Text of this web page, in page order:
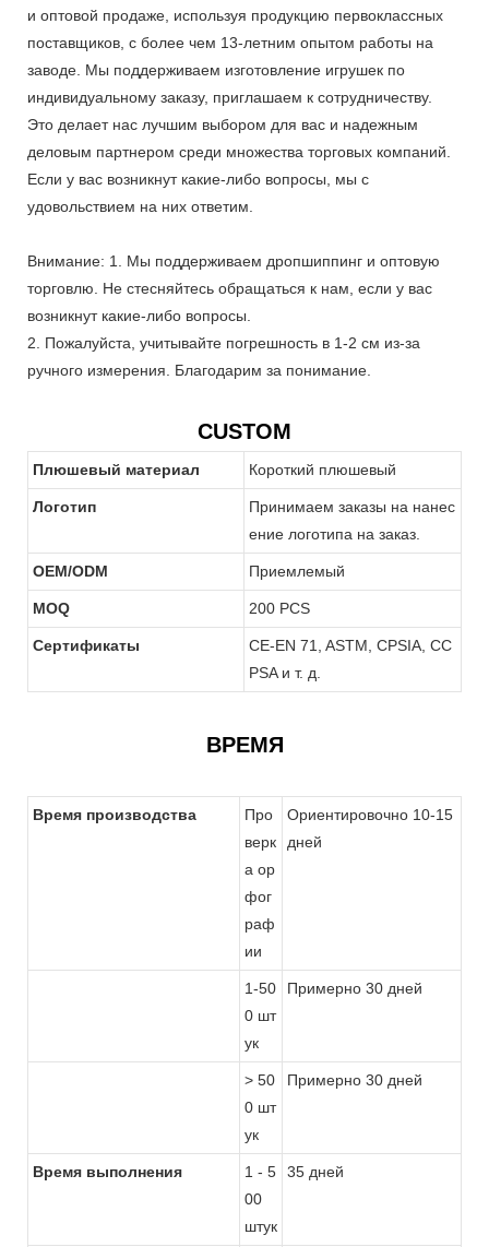
и оптовой продаже, используя продукцию первоклассных
поставщиков, с более чем 13-летним опытом работы на
заводе. Мы поддерживаем изготовление игрушек по
индивидуальному заказу, приглашаем к сотрудничеству.
Это делает нас лучшим выбором для вас и надежным
деловым партнером среди множества торговых компаний.
Если у вас возникнут какие-либо вопросы, мы с
удовольствием на них ответим.
Внимание: 1. Мы поддерживаем дропшиппинг и оптовую
торговлю. Не стесняйтесь обращаться к нам, если у вас
возникнут какие-либо вопросы.
2. Пожалуйста, учитывайте погрешность в 1-2 см из-за
ручного измерения. Благодарим за понимание.
CUSTOM
Плюшевый материал Короткий плюшевый
Логотип
Принимаем заказы на нанес
ение логотипа на заказ.
OEM/ODM Приемлемый
MOQ 200 PCS
Сертификаты
CE-EN 71, ASTM, CPSIA, CC
PSA и т. д.
ВРЕМЯ
Время производства
Про
верк
а ор
фог
раф
ии
Ориентировочно 10-15
дней
1-50
0 шт
ук
Примерно 30 дней
> 50
0 шт
ук
Примерно 30 дней
Время выполнения
1 - 5
00
штук
35 дней